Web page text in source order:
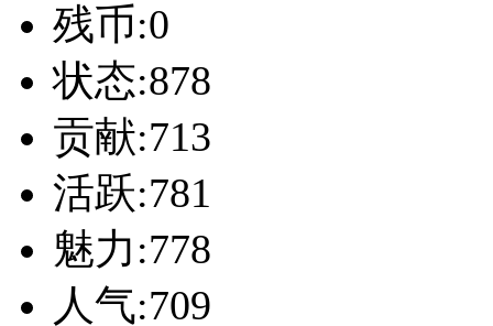
残币:0
状态:878
贡献:713
活跃:781
魅力:778
人气:709